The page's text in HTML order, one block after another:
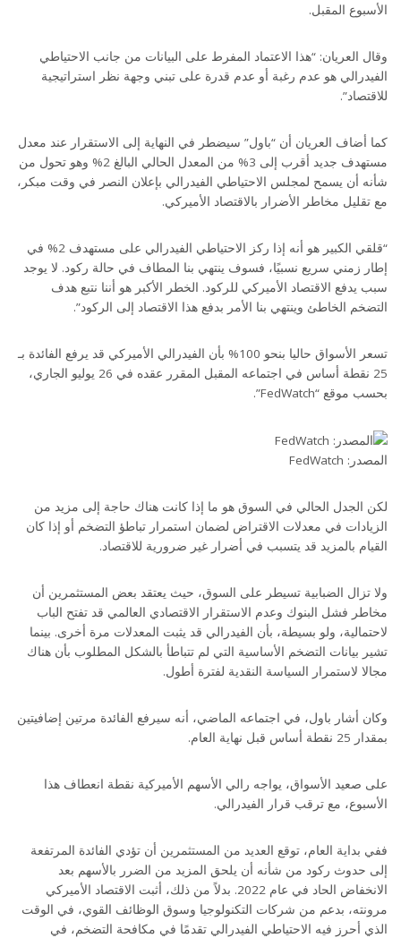
الأسبوع المقبل.
وقال العريان: “هذا الاعتماد المفرط على البيانات من جانب الاحتياطي
الفيدرالي هو عدم رغبة أو عدم قدرة على تبني وجهة نظر استراتيجية
للاقتصاد”.
كما أضاف العريان أن “باول” سيضطر في النهاية إلى الاستقرار عند معدل
مستهدف جديد أقرب إلى 3% من المعدل الحالي البالغ 2% وهو تحول من
شأنه أن يسمح لمجلس الاحتياطي الفيدرالي بإعلان النصر في وقت مبكر،
مع تقليل مخاطر الأضرار بالاقتصاد الأميركي.
“قلقي الكبير هو أنه إذا ركز الاحتياطي الفيدرالي على مستهدف 2% في
إطار زمني سريع نسبيًا، فسوف ينتهي بنا المطاف في حالة ركود. لا يوجد
سبب يدفع الاقتصاد الأميركي للركود. الخطر الأكبر هو أننا نتبع هدف
التضخم الخاطئ وينتهي بنا الأمر بدفع هذا الاقتصاد إلى الركود”.
تسعر الأسواق حاليا بنحو 100% بأن الفيدرالي الأميركي قد يرفع الفائدة بـ
25 نقطة أساس في اجتماعه المقبل المقرر عقده في 26 يوليو الجاري،
بحسب موقع “FedWatch”.
المصدر: FedWatch
لكن الجدل الحالي في السوق هو ما إذا كانت هناك حاجة إلى مزيد من
الزيادات في معدلات الاقتراض لضمان استمرار تباطؤ التضخم أو إذا كان
القيام بالمزيد قد يتسبب في أضرار غير ضرورية للاقتصاد.
ولا تزال الضبابية تسيطر على السوق، حيث يعتقد بعض المستثمرين أن
مخاطر فشل البنوك وعدم الاستقرار الاقتصادي العالمي قد تفتح الباب
لاحتمالية، ولو بسيطة، بأن الفيدرالي قد يثبت المعدلات مرة أخرى. بينما
تشير بيانات التضخم الأساسية التي لم تتباطأ بالشكل المطلوب بأن هناك
مجالا لاستمرار السياسة النقدية لفترة أطول.
وكان أشار باول، في اجتماعه الماضي، أنه سيرفع الفائدة مرتين إضافيتين
بمقدار 25 نقطة أساس قبل نهاية العام.
على صعيد الأسواق، يواجه رالي الأسهم الأميركية نقطة انعطاف هذا
الأسبوع، مع ترقب قرار الفيدرالي.
ففي بداية العام، توقع العديد من المستثمرين أن تؤدي الفائدة المرتفعة
إلى حدوث ركود من شأنه أن يلحق المزيد من الضرر بالأسهم بعد
الانخفاض الحاد في عام 2022. بدلاً من ذلك، أثبت الاقتصاد الأميركي
مرونته، بدعم من شركات التكنولوجيا وسوق الوظائف القوي، في الوقت
الذي أحرز فيه الاحتياطي الفيدرالي تقدمًا في مكافحة التضخم، في